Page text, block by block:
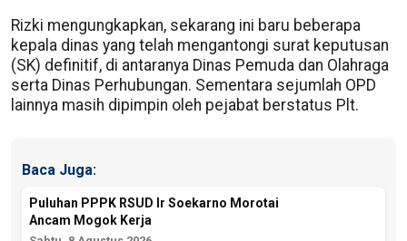
Rizki mengungkapkan, sekarang ini baru beberapa
kepala dinas yang telah mengantongi surat keputusan
(SK) definitif, di antaranya Dinas Pemuda dan Olahraga
serta Dinas Perhubungan. Sementara sejumlah OPD
lainnya masih dipimpin oleh pejabat berstatus Plt.
Baca Juga:
Puluhan PPPK RSUD Ir Soekarno Morotai
Ancam Mogok Kerja